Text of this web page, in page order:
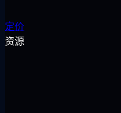
定价
资源